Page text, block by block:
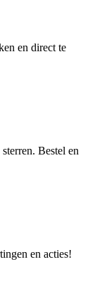
en direct te
Bestel en
en acties!